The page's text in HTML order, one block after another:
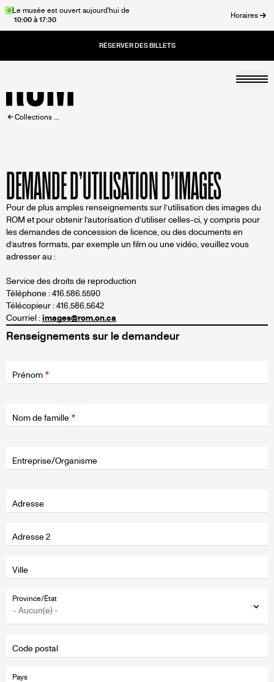
AllerLe musée est ouvert aujourd'hui de
10:00 à 17:30
Horaires
Accueil
FIL
D'ARIANE
Collections ...
DEMANDE D’UTILISATION D’IMAGES
Pour de plus amples renseignements sur l’utilisation des images du
ROM et pour obtenir l’autorisation d’utiliser celles-ci, y compris pour
les demandes de concession de licence, ou des documents en
d’autres formats, par exemple un film ou une vidéo, veuillez vous
adresser au :
Service des droits de reproduction
Téléphone : 416.586.5590
Télécopieur : 416.586.5642
Courriel :images@rom.on.ca
Renseignements sur le demandeur
Wrapper
Prénom
Nom de famille
Entreprise/Organisme
Adresse
Adresse 2
Ville
Province/État
Code postal
Pays